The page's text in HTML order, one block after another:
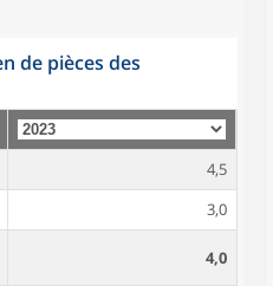
de pièces des
4,5
3,0
4,0